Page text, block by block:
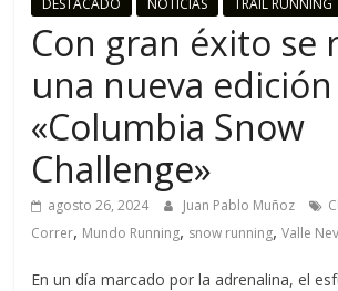
n
n
g
Con gran éxito se
una nueva
«Columbia Snow
Challenge»
agosto 26, 2024 Juan Pablo Muñoz
Correr, Mundo Running, snow running,Valle
En un día marcado por la adrenalina, el